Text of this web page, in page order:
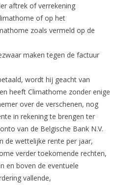
aftrek of verrekening
of op het
zoals vermeld op de
maken tegen de factuur
wordt hij geacht van
heeft Climathome zonder enige
over de verschenen, nog
in rekening te brengen ter
van de Belgische Bank N.V.
de wettelijke rente per jaar,
verder toekomende rechten,
en boven de eventuele
vallende,